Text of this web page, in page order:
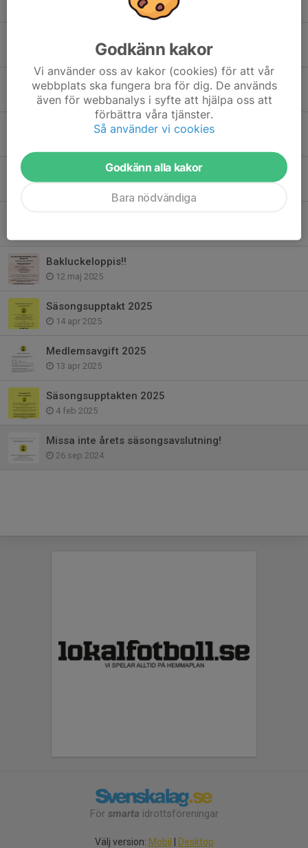
4 maj, 21:41
16 dec 2025
Säsongsavslutning!
Ungdomens dag 27/9
Bakluckeloppis!!
12 maj 2025
Säsongsupptakt 2025
14 apr 2025
Medlemsavgift 2025
13 apr 2025
Säsongsupptakten 2025
4 feb 2025
Missa inte årets säsongsavslutning!
26 sep 2024
För smarta idrottsföreningar
Välj version: Mobil Desktop
Godkänn kakor
Vi använder oss av kakor (cookies) för att vår
webbplats ska fungera bra för dig. De används
även för webbanalys i syfte att hjälpa oss att
förbättra våra tjänster.
Så använder vi cookies
Godkänn alla kakor
Bara nödvändiga